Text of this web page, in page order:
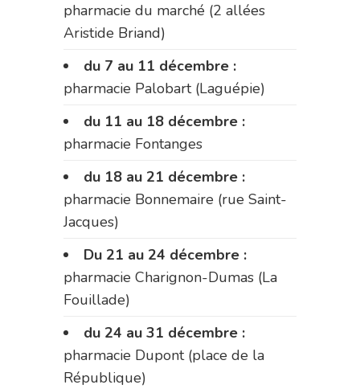
pharmacie du marché (2 allées
Aristide Briand)
du 7 au 11 décembre :
pharmacie Palobart (Laguépie)
du 11 au 18 décembre :
pharmacie Fontanges
du 18 au 21 décembre :
pharmacie Bonnemaire (rue Saint-
Jacques)
Du 21 au 24 décembre :
pharmacie Charignon-Dumas (La
Fouillade)
du 24 au 31 décembre :
pharmacie Dupont (place de la
République)